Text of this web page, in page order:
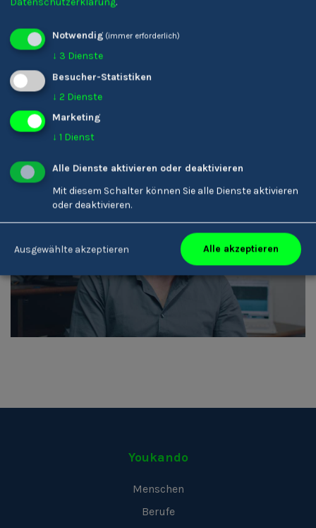
Karin Ladinser
Armin Rottensteiner
Tontechniker/-in
Youkando
Menschen
Berufe
Notwendig (immer erforderlich)
↓ 3 Dienste
Besucher-Statistiken
↓ 2 Dienste
Marketing
↓ 1 Dienst
Alle Dienste aktivieren oder deaktivieren
Mit diesem Schalter können Sie alle Dienste aktivieren
oder deaktivieren.
Ausgewählte akzeptieren Alle akzeptieren